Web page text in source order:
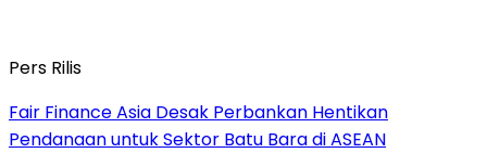
Pers Rilis
Fair Finance Asia Desak Perbankan Hentikan
Pendanaan untuk Sektor Batu Bara di ASEAN